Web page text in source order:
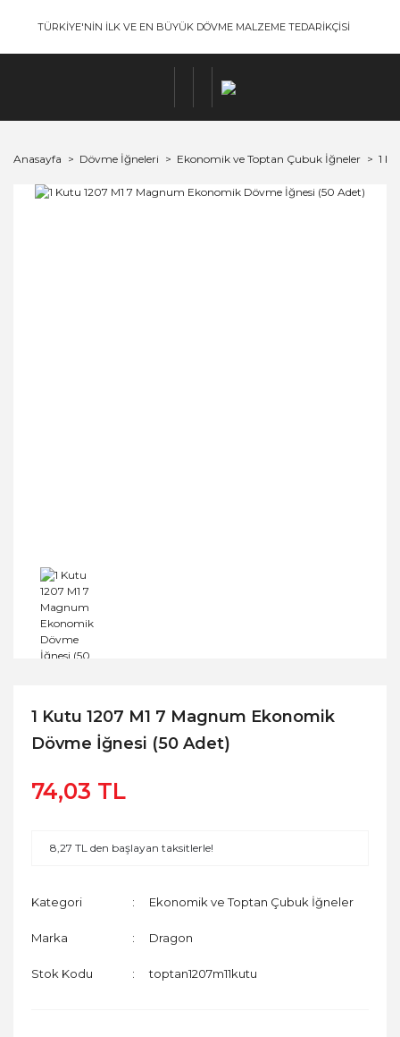
TÜRKİYE'NİN İLK VE EN BÜYÜK DÖVME MALZEME TEDARİKÇİSİ
Anasayfa Dövme İğneleri Ekonomik ve Toptan Çubuk İğneler 1
1 Kutu 1207 M1 7 Magnum Ekonomik
Dövme İğnesi (50 Adet)
74,03 TL
8,27 TL den başlayan taksitlerle!
Kategori Ekonomik ve Toptan Çubuk İğneler
Marka Dragon
Stok Kodu toptan1207m11kutu